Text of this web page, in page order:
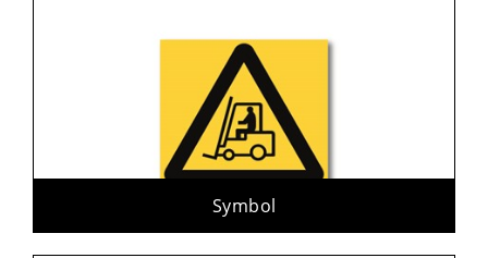
Symbol